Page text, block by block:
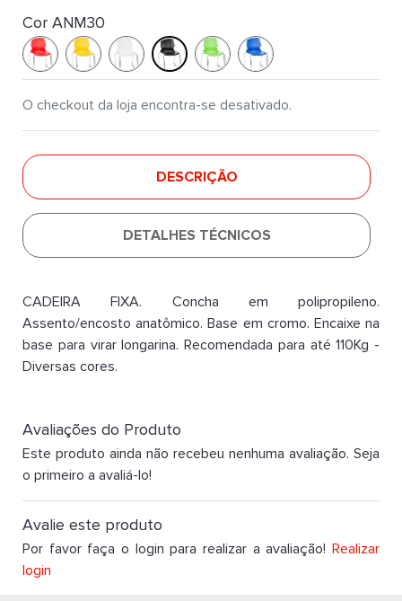
Cor ANM30
O checkout da loja encontra-se desativado.
DESCRIÇÃO
DETALHES TÉCNICOS
CADEIRA FIXA. Concha em polipropileno.
Assento/encosto anatômico. Base em cromo. Encaixe na
base para virar longarina. Recomendada para até 110Kg -
Diversas cores.
Avaliações do Produto
Este produto ainda não recebeu nenhuma avaliação. Seja
o primeiro a avaliá-lo!
Avalie este produto
Por favor faça o login para realizar a avaliação! Realizar
login